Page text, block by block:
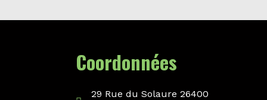
Coordonnées
29 Rue du Solaure 26400